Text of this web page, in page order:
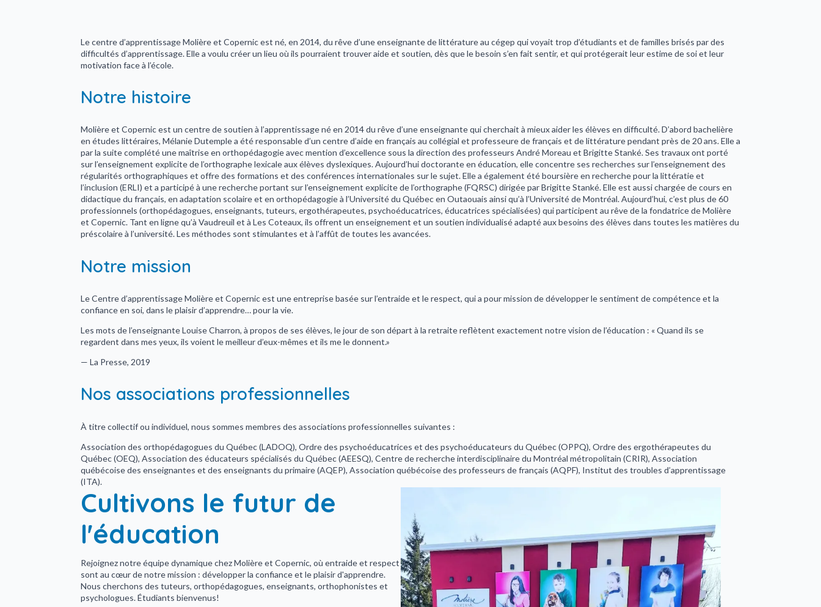
Le centre d’apprentissage Molière et Copernic est né, en 2014, du rêve d’une enseignante de littérature au cégep qui voyait trop d’étudiants et de familles brisés par des
difficultés d’apprentissage. Elle a voulu créer un lieu où ils pourraient trouver aide et soutien, dès que le besoin s’en fait sentir, et qui protégerait leur estime de soi et leur
motivation face à l’école.
Notre histoire
Molière et Copernic est un centre de soutien à l’apprentissage né en 2014 du rêve d’une enseignante qui cherchait à mieux aider les élèves en difficulté. D’abord bachelière
en études littéraires, Mélanie Dutemple a été responsable d’un centre d’aide en français au collégial et professeure de français et de littérature pendant près de 20 ans. Elle a
par la suite complété une maîtrise en orthopédagogie avec mention d’excellence sous la direction des professeurs André Moreau et Brigitte Stanké. Ses travaux ont porté
sur l’enseignement explicite de l’orthographe lexicale aux élèves dyslexiques. Aujourd’hui doctorante en éducation, elle concentre ses recherches sur l’enseignement des
régularités orthographiques et offre des formations et des conférences internationales sur le sujet. Elle a également été boursière en recherche pour la littératie et
l’inclusion (ERLI) et a participé à une recherche portant sur l’enseignement explicite de l’orthographe (FQRSC) dirigée par Brigitte Stanké. Elle est aussi chargée de cours en
didactique du français, en adaptation scolaire et en orthopédagogie à l’Université du Québec en Outaouais ainsi qu’à l’Université de Montréal. Aujourd’hui, c’est plus de 60
professionnels (orthopédagogues, enseignants, tuteurs, ergothérapeutes, psychoéducatrices, éducatrices spécialisées) qui participent au rêve de la fondatrice de Molière
et Copernic. Tant en ligne qu’à Vaudreuil et à Les Coteaux, ils offrent un enseignement et un soutien individualisé adapté aux besoins des élèves dans toutes les matières du
préscolaire à l’université. Les méthodes sont stimulantes et à l’affût de toutes les avancées.
Notre mission
Le Centre d’apprentissage Molière et Copernic est une entreprise basée sur l’entraide et le respect, qui a pour mission de développer le sentiment de compétence et la
confiance en soi, dans le plaisir d’apprendre… pour la vie.
Les mots de l’enseignante Louise Charron, à propos de ses élèves, le jour de son départ à la retraite reflètent exactement notre vision de l’éducation : « Quand ils se
regardent dans mes yeux, ils voient le meilleur d’eux-mêmes et ils me le donnent.»
— La Presse, 2019
Nos associations professionnelles
À titre collectif ou individuel, nous sommes membres des associations professionnelles suivantes :
Association des orthopédagogues du Québec (LADOQ), Ordre des psychoéducatrices et des psychoéducateurs du Québec (OPPQ), Ordre des ergothérapeutes du
Québec (OEQ), Association des éducateurs spécialisés du Québec (AEESQ), Centre de recherche interdisciplinaire du Montréal métropolitain (CRIR), Association
québécoise des enseignantes et des enseignants du primaire (AQEP), Association québécoise des professeurs de français (AQPF), Institut des troubles d’apprentissage
(ITA).
Cultivons le futur de
l'éducation
Rejoignez notre équipe dynamique chez Molière et Copernic, où entraide et respect
sont au cœur de notre mission : développer la confiance et le plaisir d'apprendre.
Nous cherchons des tuteurs, orthopédagogues, enseignants, orthophonistes et
psychologues. Étudiants bienvenus!